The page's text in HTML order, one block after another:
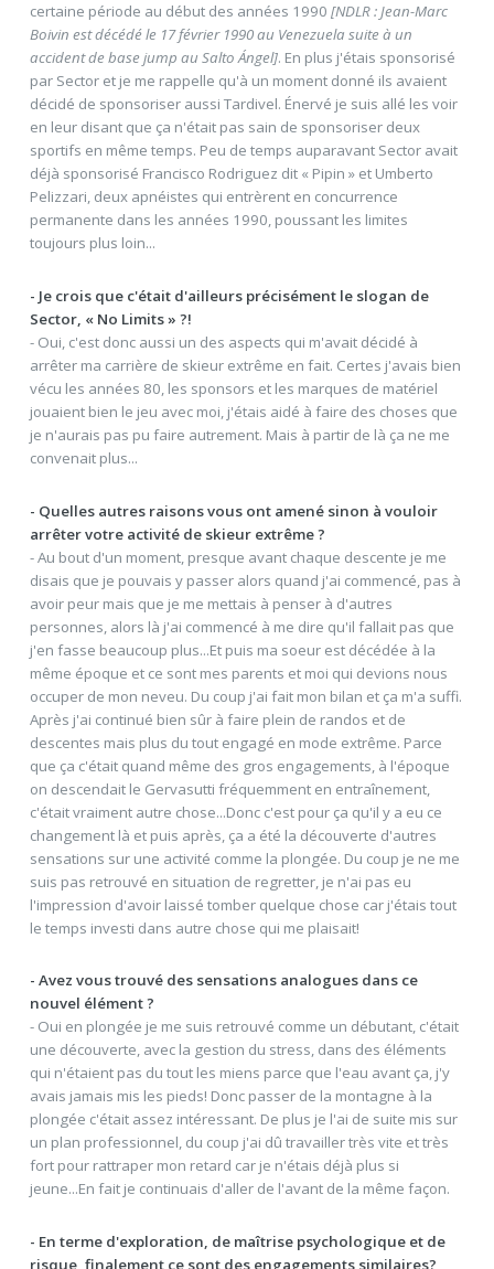
certaine période au début des années 1990 [NDLR : Jean-Marc
Boivin est décédé le 17 février 1990 au Venezuela suite à un
accident de base jump au Salto Ángel]. En plus j'étais sponsorisé
par Sector et je me rappelle qu'à un moment donné ils avaient
décidé de sponsoriser aussi Tardivel. Énervé je suis allé les voir
en leur disant que ça n'était pas sain de sponsoriser deux
sportifs en même temps. Peu de temps auparavant Sector avait
déjà sponsorisé Francisco Rodriguez dit « Pipin » et Umberto
Pelizzari, deux apnéistes qui entrèrent en concurrence
permanente dans les années 1990, poussant les limites
toujours plus loin...
- Je crois que c'était d'ailleurs précisément le slogan de
Sector, « No Limits » ?!
- Oui, c'est donc aussi un des aspects qui m'avait décidé à
arrêter ma carrière de skieur extrême en fait. Certes j'avais bien
vécu les années 80, les sponsors et les marques de matériel
jouaient bien le jeu avec moi, j'étais aidé à faire des choses que
je n'aurais pas pu faire autrement. Mais à partir de là ça ne me
convenait plus...
- Quelles autres raisons vous ont amené sinon à vouloir
arrêter votre activité de skieur extrême ?
- Au bout d'un moment, presque avant chaque descente je me
disais que je pouvais y passer alors quand j'ai commencé, pas à
avoir peur mais que je me mettais à penser à d'autres
personnes, alors là j'ai commencé à me dire qu'il fallait pas que
j'en fasse beaucoup plus...Et puis ma soeur est décédée à la
même époque et ce sont mes parents et moi qui devions nous
occuper de mon neveu. Du coup j'ai fait mon bilan et ça m'a suffi.
Après j'ai continué bien sûr à faire plein de randos et de
descentes mais plus du tout engagé en mode extrême. Parce
que ça c'était quand même des gros engagements, à l'époque
on descendait le Gervasutti fréquemment en entraînement,
c'était vraiment autre chose...Donc c'est pour ça qu'il y a eu ce
changement là et puis après, ça a été la découverte d'autres
sensations sur une activité comme la plongée. Du coup je ne me
suis pas retrouvé en situation de regretter, je n'ai pas eu
l'impression d'avoir laissé tomber quelque chose car j'étais tout
le temps investi dans autre chose qui me plaisait!
- Avez vous trouvé des sensations analogues dans ce
nouvel élément ?
- Oui en plongée je me suis retrouvé comme un débutant, c'était
une découverte, avec la gestion du stress, dans des éléments
qui n'étaient pas du tout les miens parce que l'eau avant ça, j'y
avais jamais mis les pieds! Donc passer de la montagne à la
plongée c'était assez intéressant. De plus je l'ai de suite mis sur
un plan professionnel, du coup j'ai dû travailler très vite et très
fort pour rattraper mon retard car je n'étais déjà plus si
jeune...En fait je continuais d'aller de l'avant de la même façon.
- En terme d'exploration, de maîtrise psychologique et de
risque, finalement ce sont des engagements similaires?